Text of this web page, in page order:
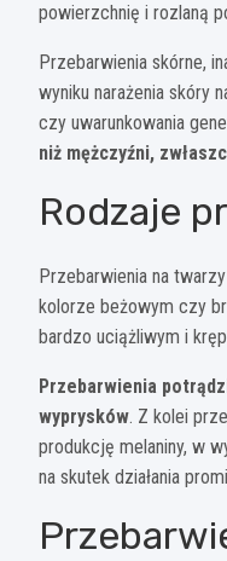
powierzchnię i rozlaną
Przebarwienia skórne,
wyniku narażenia skóry
czy uwarunkowania
niż mężczyźni,
Rodzaje
Przebarwienia na
kolorze beżowym czy
bardzo uciążliwym i
Przebarwienia
wyprysków. Z kolei
produkcję melaniny, w
na skutek działania